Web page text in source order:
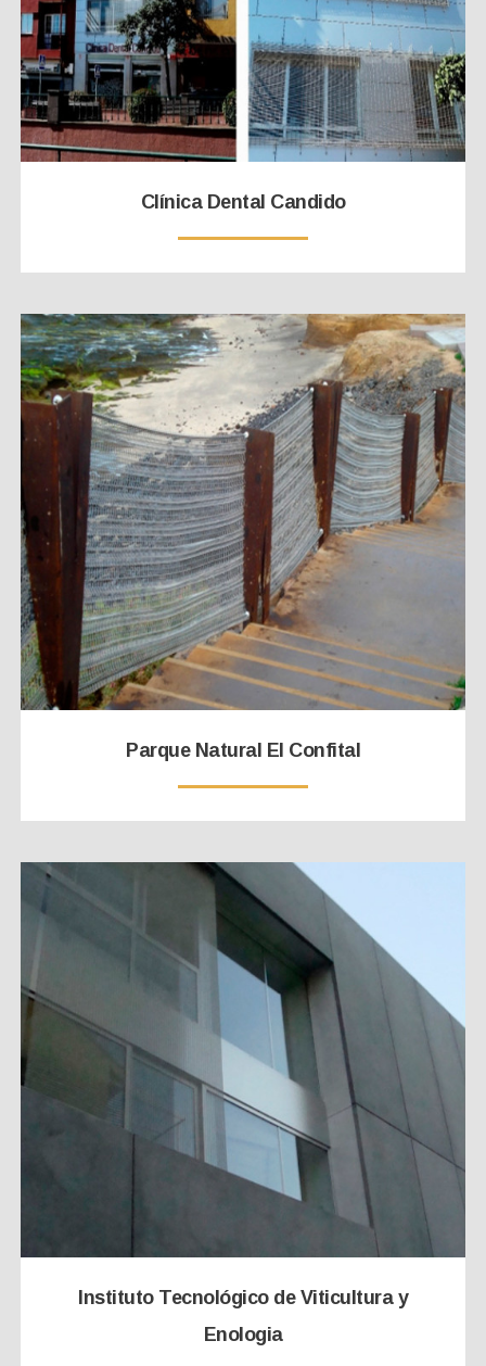
Clínica Dental Candido
Parque Natural El Confital
Instituto Tecnológico de Viticultura y
Enologia